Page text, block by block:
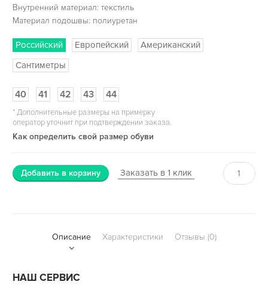
Внутренний материал: текстиль
Материал подошвы: полиуретан
Российский Европейский
Американский
Сантиметры
40 41 42 43 44
*Дополнительные размеры на примерку
оператор уточнит при подтверждении заказа.
Как определить свой размер обуви
Добавить в корзину Заказать в 1 клик
Описание Характеристики Отзывы (0)
НАШ СЕРВИС